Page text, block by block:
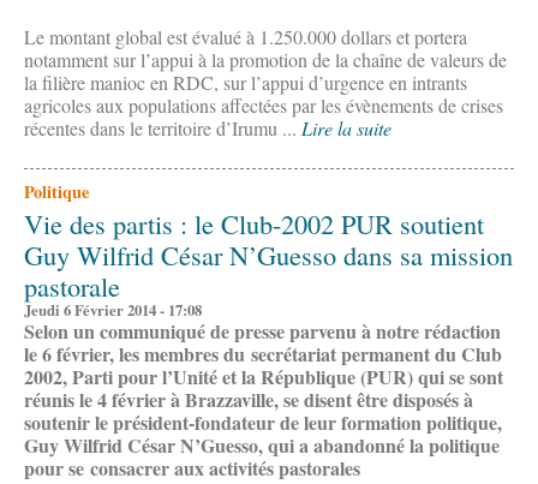
Le montant global est évalué à 1.250.000 dollars et portera
notamment sur l’appui à la promotion de la chaîne de valeurs de
la filière manioc en RDC, sur l’appui d’urgence en intrants
agricoles aux populations affectées par les évènements de crises
récentes dans le territoire d’Irumu ... Lire la suite
Politique
Vie des partis : le Club-2002 PUR soutient
Guy Wilfrid César N’Guesso dans sa mission
pastorale
Jeudi 6 Février 2014 - 17:08
Selon un communiqué de presse parvenu à notre rédaction
le 6 février, les membres du secrétariat permanent du Club
2002, Parti pour l’Unité et la République (PUR) qui se sont
réunis le 4 février à Brazzaville, se disent être disposés à
soutenir le président-fondateur de leur formation politique,
Guy Wilfrid César N’Guesso, qui a abandonné la politique
pour se consacrer aux activités pastorales